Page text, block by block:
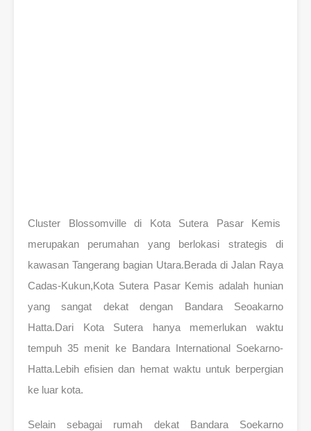
Cluster Blossomville di Kota Sutera Pasar Kemis
merupakan perumahan yang berlokasi strategis di
kawasan Tangerang bagian Utara.Berada di Jalan Raya
Cadas-Kukun,Kota Sutera Pasar Kemis adalah hunian
yang sangat dekat dengan Bandara Seoakarno
Hatta.Dari Kota Sutera hanya memerlukan waktu
tempuh 35 menit ke Bandara International Soekarno-
Hatta.Lebih efisien dan hemat waktu untuk berpergian
ke luar kota.
Selain sebagai rumah dekat Bandara Soekarno